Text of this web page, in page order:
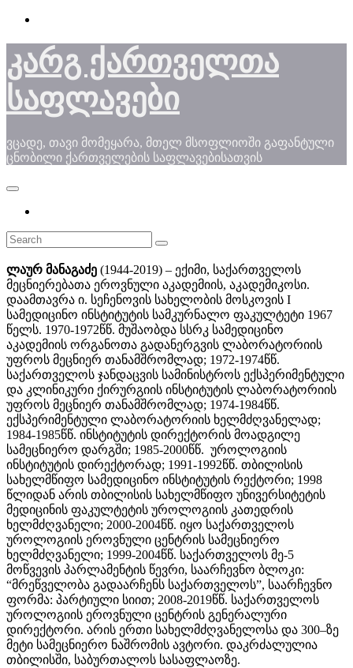
Skip
content
კარგ ქართველთა
საფლავები
ვცადე, თავი მომეყარა, მთელ მსოფლიოში გაფანტული
ცნობილი ქართველების საფლავებისათვის
ლაურ მანაგაძე (1944-2019) – ექიმი, საქართველოს
მეცნიერებათა ეროვნული აკადემიის, აკადემიკოსი.
დაამთავრა ი. სეჩენოვის სახელობის მოსკოვის I
სამედიცინო ინსტიტუტის სამკურნალო ფაკულტეტი 1967
წელს. 1970-1972წწ. მუშაობდა სსრკ სამედიცინო
აკადემიის ორგანოთა გადანერგვის ლაბორატორიის
უფროს მეცნიერ თანამშრომლად; 1972-1974წწ.
საქართველოს ჯანდაცვის სამინისტროს ექსპერიმენტული
და კლინიკური ქირურგიის ინსტიტუტის ლაბორატორიის
უფროს მეცნიერ თანამშრომლად; 1974-1984წწ.
ექსპერიმენტული ლაბორატორიის ხელმძღვანელად;
1984-1985წწ. ინსტიტუტის დირექტორის მოადგილე
სამეცნიერო დარგში; 1985-2000წწ. უროლოგიის
ინსტიტუტის დირექტორად; 1991-1992წწ. თბილისის
სახელმწიფო სამედიცინო ინსტიტუტის რექტორი; 1998
წლიდან არის თბილისის სახელმწიფო უნივერსიტეტის
მედიცინის ფაკულტეტის უროლოგიის კათედრის
ხელმძღვანელი; 2000-2004წწ. იყო საქართველოს
უროლოგიის ეროვნული ცენტრის სამეცნიერო
ხელმძღვანელი; 1999-2004წწ. საქართველოს მე-5
მოწვევის პარლამენტის წევრი, საარჩევნო ბლოკი:
“მრეწველობა გადაარჩენს საქართველოს”, საარჩევნო
ფორმა: პარტიული სიით; 2008-2019წწ. საქართველოს
უროლოგიის ეროვნული ცენტრის გენერალური
დირექტორი. არის ერთი სახელმძღვანელოსა და 300–ზე
მეტი სამეცნიერო ნაშრომის ავტორი. დაკრძალულია
თბილისში, საბურთალოს სასაფლაოზე.